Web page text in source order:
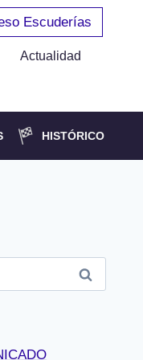
Escuderías
Actualidad
HISTÓRICO